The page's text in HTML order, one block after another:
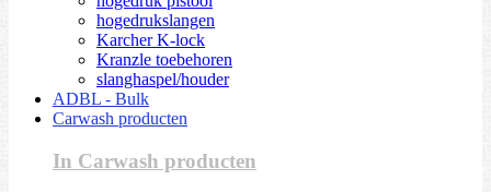
hogedrukslangen
Karcher K-lock
Kranzle toebehoren
slanghaspel/houder
ADBL - Bulk
Carwash producten
In Carwash producten